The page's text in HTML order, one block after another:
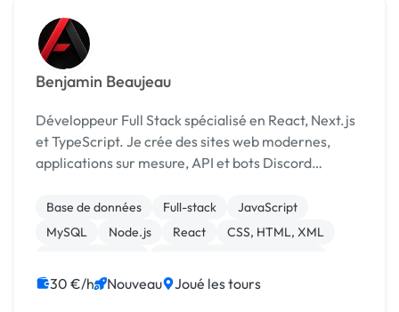
Benjamin Beaujeau
Développeur Full Stack spécialisé en React, Next.js
et TypeScript. Je crée des sites web modernes,
applications sur mesure, API et bots Discord
Base de données Full-stack
JavaScript
MySQL
Node.js React
CSS, HTML, XML
Maintenance
30 €/h Nouveau Joué les tours